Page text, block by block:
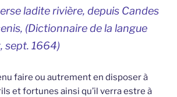
ladite rivière, depuis Candes
(Dictionnaire de la langue
sept. 1664)
faire ou autrement en disposer à
et fortunes ainsi qu’il verra estre à